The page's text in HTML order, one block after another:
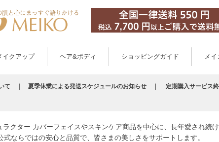
イクアップ ヘア&ボディ ショッピングガイド メイ
て 夏季休業による発送スケジュールのお知らせ 定期購入サービス
クター カバーフェイスやスキンケア商品を中心に、長年愛され続
式ならではの安心と品質で、皆さまの美しさをサポートします。